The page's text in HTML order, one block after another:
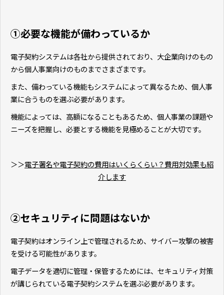
①必要な機能が備わっているか
電子契約システムは各社から提供されており、大企業向けのもの
から個人事業向けのものまでさまざまです。
また、備わっている機能もシステムによって異なるため、個人事
業に合うものを選ぶ必要があります。
機能によっては、高額になることもあるため、個人事業の課題や
ニーズを把握し、必要とする機能を見極めることが大切です。
＞＞電子署名や電子契約の費用はいくらくらい？費用対効果も紹
介します
②セキュリティに問題はないか
電子契約はオンライン上で管理されるため、サイバー攻撃の被害
を受ける可能性があります。
電子データを適切に管理・保管するためには、セキュリティ対策
が講じられている電子契約システムを選ぶ必要があります。